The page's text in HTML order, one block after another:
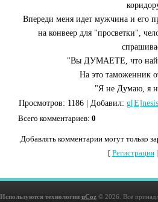
Впереди меня идет мужчина и его
на конвеер для "просветки",
"Вы ДУМАЕТЕ, что
На это таможенник
"Я не Думаю, я
Просмотров: 1186 | Добавил: g[E]nesis
Всего комментариев: 0
Добавлять комментарии могут только
[ Регистрация|
Используются технологии uCoz © 2026. Всё